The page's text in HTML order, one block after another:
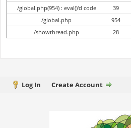
/global.php(954) : eval()'d code
39
/global.php
954
/showthread.php
28
Log In Create Account